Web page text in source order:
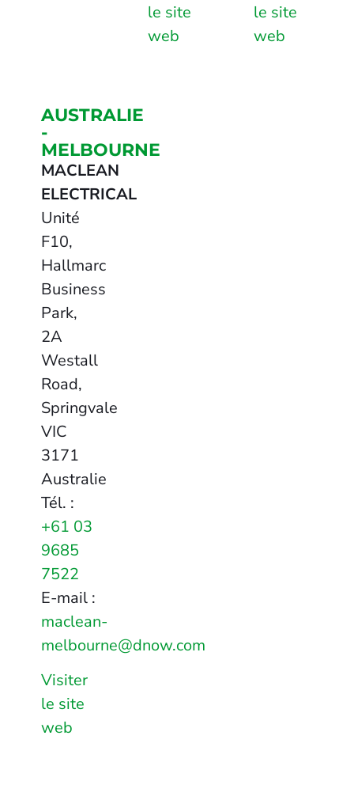
le site
web
le site
web
AUSTRALIE
-
MELBOURNE
MACLEAN
ELECTRICAL
Unité
F10,
Hallmarc
Business
Park,
2A
Westall
Road,
Springvale
VIC
3171
Australie
Tél. :
+61 03
9685
7522
E-mail :
maclean-
melbourne@dnow.com
Visiter
le site
web